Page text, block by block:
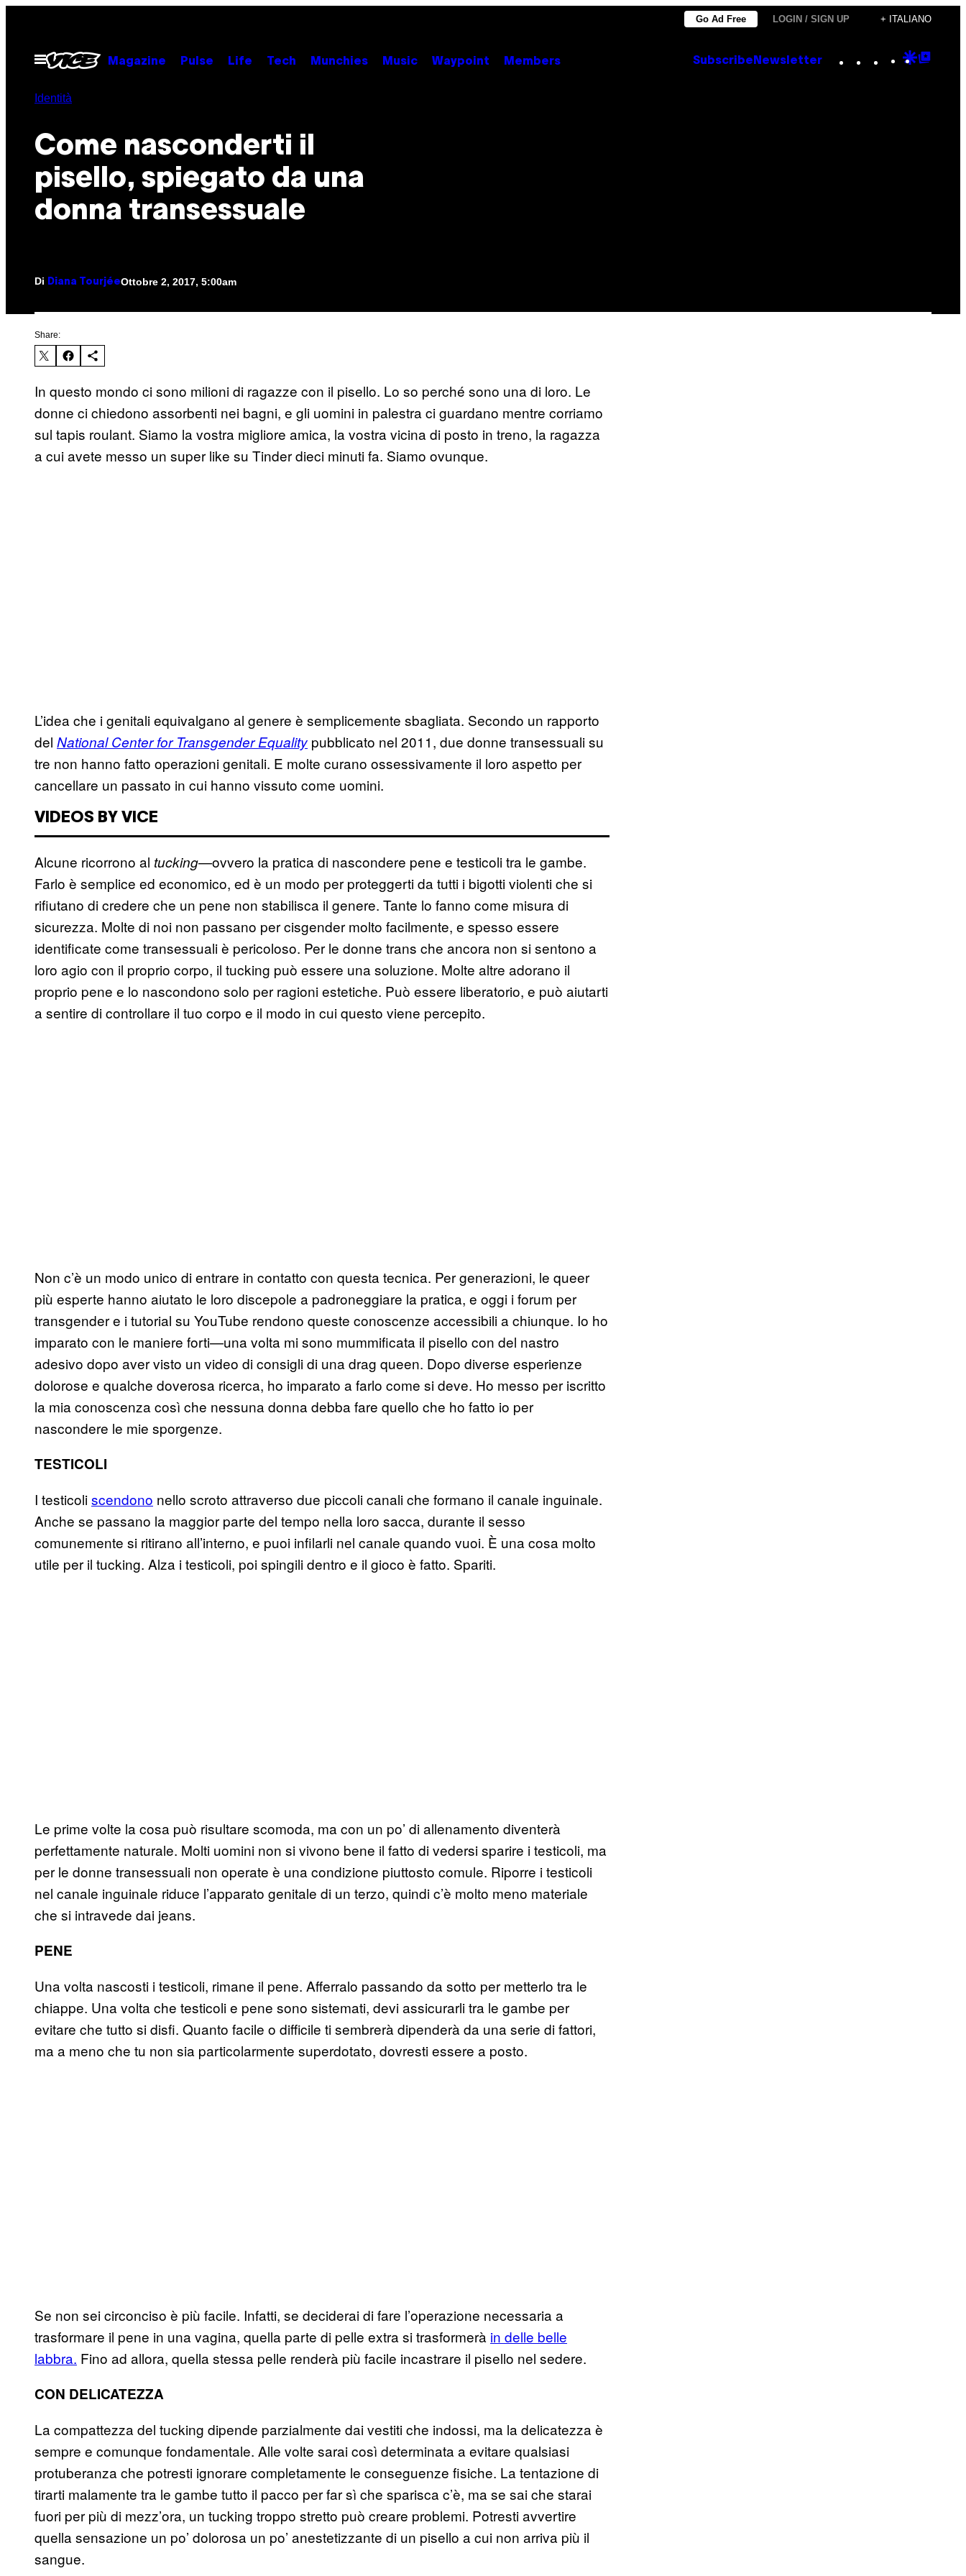
contenuto
Go Ad Free LOGIN / SIGN UP + ITALIANO
Apri
Magazine Pulse Life Tech Munchies Music Waypoint Members Subscribe Newsletter Instagram
TikTok
YouTube
Google
Identità
Come nasconderti il
pisello, spiegato da una
donna transessuale
Di Diana TourjéeOttobre 2, 2017, 5:00am
Share:
In questo mondo ci sono milioni di ragazze con il pisello. Lo so perché sono una di loro. Le
donne ci chiedono assorbenti nei bagni, e gli uomini in palestra ci guardano mentre corriamo
sul tapis roulant. Siamo la vostra migliore amica, la vostra vicina di posto in treno, la ragazza
a cui avete messo un super like su Tinder dieci minuti fa. Siamo ovunque.
L’idea che i genitali equivalgano al genere è semplicemente sbagliata. Secondo un rapporto
del National Center for Transgender Equality pubblicato nel 2011, due donne transessuali su
tre non hanno fatto operazioni genitali. E molte curano ossessivamente il loro aspetto per
cancellare un passato in cui hanno vissuto come uomini.
VIDEOS BY VICE
Alcune ricorrono al tucking—ovvero la pratica di nascondere pene e testicoli tra le gambe.
Farlo è semplice ed economico, ed è un modo per proteggerti da tutti i bigotti violenti che si
rifiutano di credere che un pene non stabilisca il genere. Tante lo fanno come misura di
sicurezza. Molte di noi non passano per cisgender molto facilmente, e spesso essere
identificate come transessuali è pericoloso. Per le donne trans che ancora non si sentono a
loro agio con il proprio corpo, il tucking può essere una soluzione. Molte altre adorano il
proprio pene e lo nascondono solo per ragioni estetiche. Può essere liberatorio, e può aiutarti
a sentire di controllare il tuo corpo e il modo in cui questo viene percepito.
Non c’è un modo unico di entrare in contatto con questa tecnica. Per generazioni, le queer
più esperte hanno aiutato le loro discepole a padroneggiare la pratica, e oggi i forum per
transgender e i tutorial su YouTube rendono queste conoscenze accessibili a chiunque. Io ho
imparato con le maniere forti—una volta mi sono mummificata il pisello con del nastro
adesivo dopo aver visto un video di consigli di una drag queen. Dopo diverse esperienze
dolorose e qualche doverosa ricerca, ho imparato a farlo come si deve. Ho messo per iscritto
la mia conoscenza così che nessuna donna debba fare quello che ho fatto io per
nascondere le mie sporgenze.
TESTICOLI
I testicoliscendono nello scroto attraverso due piccoli canali che formano il canale inguinale.
Anche se passano la maggior parte del tempo nella loro sacca, durante il sesso
comunemente si ritirano all’interno, e puoi infilarli nel canale quando vuoi. È una cosa molto
utile per il tucking. Alza i testicoli, poi spingili dentro e il gioco è fatto. Spariti.
Le prime volte la cosa può risultare scomoda, ma con un po’ di allenamento diventerà
perfettamente naturale. Molti uomini non si vivono bene il fatto di vedersi sparire i testicoli, ma
per le donne transessuali non operate è una condizione piuttosto comule. Riporre i testicoli
nel canale inguinale riduce l’apparato genitale di un terzo, quindi c’è molto meno materiale
che si intravede dai jeans.
PENE
Una volta nascosti i testicoli, rimane il pene. Afferralo passando da sotto per metterlo tra le
chiappe. Una volta che testicoli e pene sono sistemati, devi assicurarli tra le gambe per
evitare che tutto si disfi. Quanto facile o difficile ti sembrerà dipenderà da una serie di fattori,
ma a meno che tu non sia particolarmente superdotato, dovresti essere a posto.
Se non sei circonciso è più facile. Infatti, se deciderai di fare l’operazione necessaria a
trasformare il pene in una vagina, quella parte di pelle extra si trasformerà in delle belle
labbra. Fino ad allora, quella stessa pelle renderà più facile incastrare il pisello nel sedere.
CON DELICATEZZA
La compattezza del tucking dipende parzialmente dai vestiti che indossi, ma la delicatezza è
sempre e comunque fondamentale. Alle volte sarai così determinata a evitare qualsiasi
protuberanza che potresti ignorare completamente le conseguenze fisiche. La tentazione di
tirarti malamente tra le gambe tutto il pacco per far sì che sparisca c’è, ma se sai che starai
fuori per più di mezz’ora, un tucking troppo stretto può creare problemi. Potresti avvertire
quella sensazione un po’ dolorosa un po’ anestetizzante di un pisello a cui non arriva più il
sangue.